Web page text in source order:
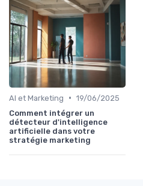
AI et Marketing • 19/06/2025
Comment intégrer un
détecteur d'intelligence
artificielle dans votre
stratégie marketing